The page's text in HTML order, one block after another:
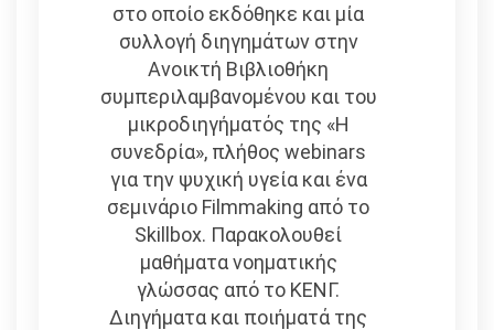
στο οποίο εκδόθηκε και μία
συλλογή διηγημάτων στην
Ανοικτή Βιβλιοθήκη
συμπεριλαμβανομένου και του
μικροδιηγήματός της «Η
συνεδρία», πλήθος webinars
για την ψυχική υγεία και ένα
σεμινάριο Filmmaking από το
Skillbox. Παρακολουθεί
μαθήματα νοηματικής
γλώσσας από το ΚΕΝΓ.
Διηγήματα και ποιήματά της